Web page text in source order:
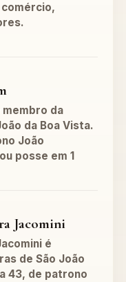
membro da
da Boa Vista.
João
posse em 1
Jacomini
é
de São João
43, de patrono